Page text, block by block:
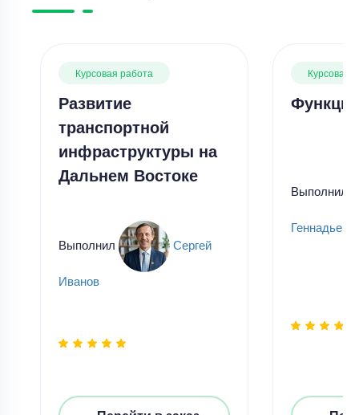
Курсовая работа
Развитие
транспортной
инфраструктуры на
Дальнем Востоке
Выполнил Сергей
Иванов
Курсовая
Выполнил